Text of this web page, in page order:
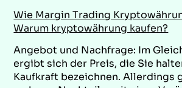
Wie Margin Trading
Warum kryptowährung kaufen?
Angebot und Nachfrage: Im
ergibt sich der Preis, die Sie
Kaufkraft bezeichnen. Allerdings